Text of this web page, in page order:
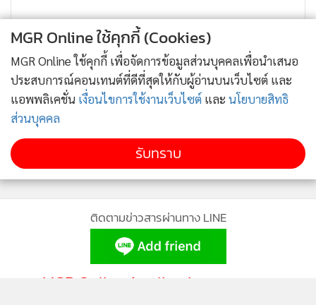
ติดตามข่าวสารผ่านทาง LINE
MGR Online Application
MGR Online ใช้คุกกี้ (Cookies)
MGR Online ใช้คุกกี้ เพื่อจัดการข้อมูลส่วนบุคคลเพื่อนำเสนอ
ประสบการณ์คอนเทนต์ที่ดีที่สุดให้กับผู้อ่านบนเว็บไซต์ และ
แอพพลิเคชั่น เงื่อนไขการใช้งานเว็บไซต์ และ นโยบายสิทธิ
ส่วนบุคคล
รับทราบ